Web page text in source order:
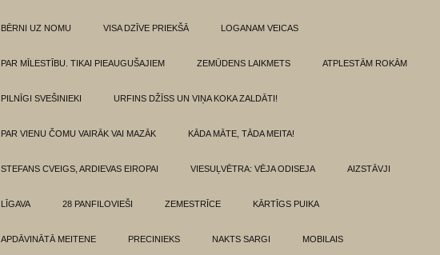
BĒRNI UZ NOMU VISA DZĪVE PRIEKŠĀ LOGANAM VEICAS
PAR MĪLESTĪBU. TIKAI PIEAUGUŠAJIEM ZEMŪDENS LAIKMETS ATPLESTĀM ROKĀM
PILNĪGI SVEŠINIEKI URFINS DŽĪSS UN VIŅA KOKA ZALDĀTI!
PAR VIENU ČOMU VAIRĀK VAI MAZĀK KĀDA MĀTE, TĀDA MEITA!
STEFANS CVEIGS, ARDIEVAS EIROPAI VIESUĻVĒTRA: VĒJA ODISEJA AIZSTĀVJI
LĪGAVA 28 PANFILOVIEŠI ZEMESTRĪCE KĀRTĪGS PUIKA
APDĀVINĀTĀ MEITENE PRECINIEKS NAKTS SARGI MOBILAIS